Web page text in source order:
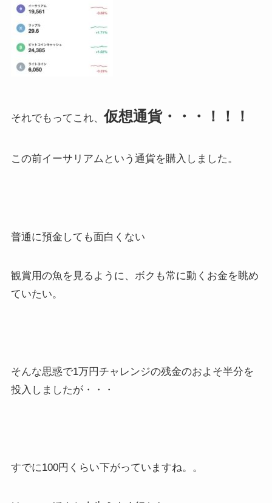
それでもってこれ、仮想通貨・・・！！！
この前イーサリアムという通貨を購入しました。
普通に預金しても面白くない
観賞用の魚を見るように、ボクも常に動くお金を眺め
ていたい。
そんな思惑で1万円チャレンジの残金のおよそ半分を
投入しましたが・・・
すでに100円くらい下がっていますね。。